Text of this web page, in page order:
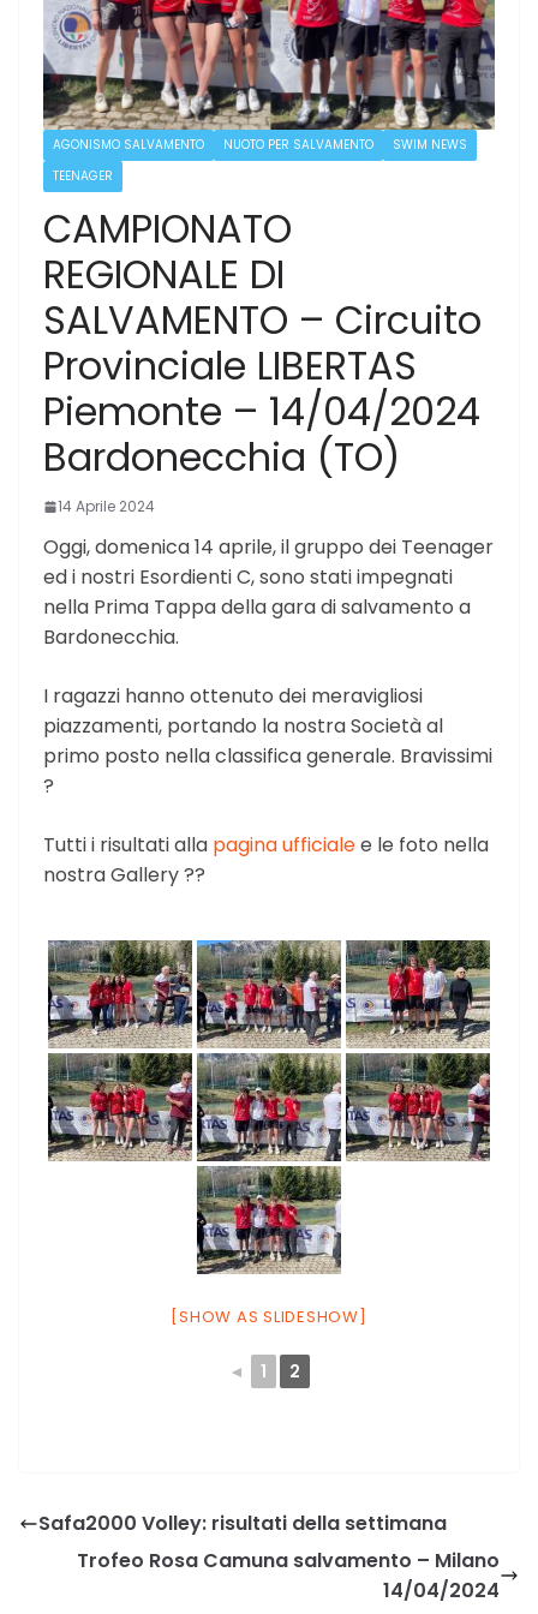
AGONISMO SALVAMENTO NUOTO PER SALVAMENTO
SWIM NEWS
TEENAGER
CAMPIONATO
REGIONALE DI
SALVAMENTO – Circuito
Provinciale LIBERTAS
Piemonte – 14/04/2024
Bardonecchia (TO)
14 Aprile 2024
Oggi, domenica 14 aprile, il gruppo dei Teenager
ed i nostri Esordienti C, sono stati impegnati
nella Prima Tappa della gara di salvamento a
Bardonecchia.
I ragazzi hanno ottenuto dei meravigliosi
piazzamenti, portando la nostra Società al
primo posto nella classifica generale. Bravissimi
?
Tutti i risultati alla pagina ufficialee le foto nella
nostra Gallery ??
[SHOW AS SLIDESHOW]
◄ 1 2
Safa2000 Volley: risultati della settimana
Trofeo Rosa Camuna salvamento – Milano
14/04/2024